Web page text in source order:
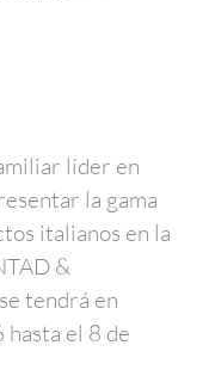
líder en
la gama
italianos en la
&
tendrá en
hasta el 8 de